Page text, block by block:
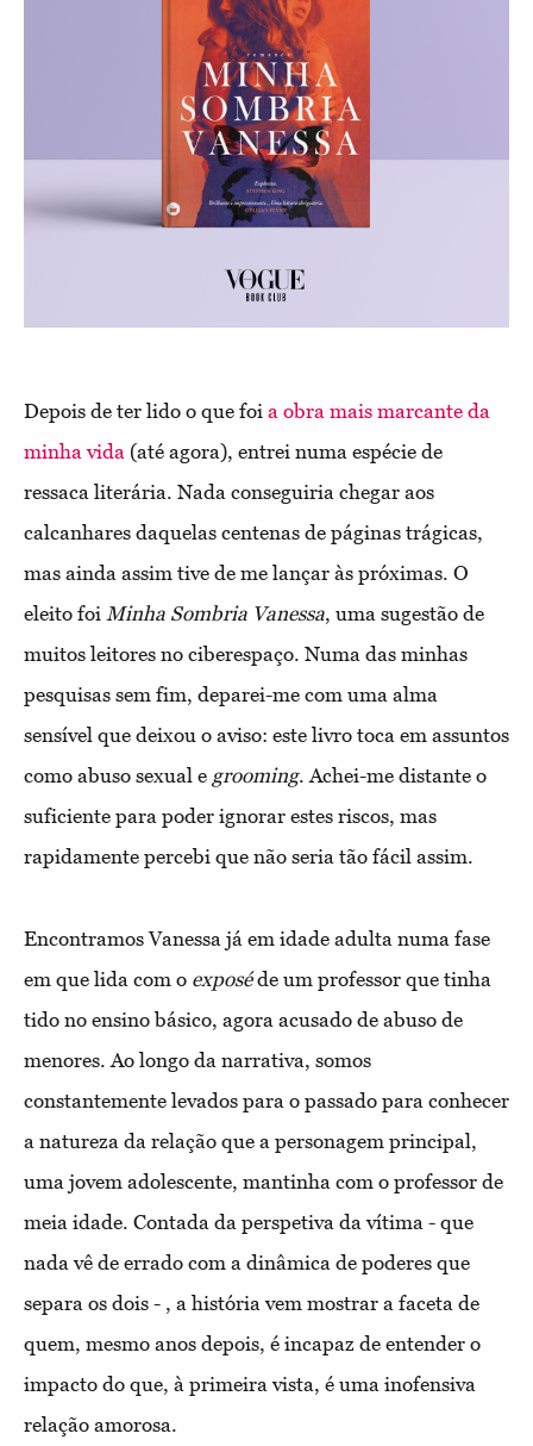
Depois de ter lido o que foi a obra mais marcante da
minha vida (até agora), entrei numa espécie de
ressaca literária. Nada conseguiria chegar aos
calcanhares daquelas centenas de páginas trágicas,
mas ainda assim tive de me lançar às próximas. O
eleito foi Minha Sombria Vanessa, uma sugestão de
muitos leitores no ciberespaço. Numa das minhas
pesquisas sem fim, deparei-me com uma alma
sensível que deixou o aviso: este livro toca em assuntos
como abuso sexual e grooming. Achei-me distante o
suficiente para poder ignorar estes riscos, mas
rapidamente percebi que não seria tão fácil assim.
Encontramos Vanessa já em idade adulta numa fase
em que lida com o exposéde um professor que tinha
tido no ensino básico, agora acusado de abuso de
menores. Ao longo da narrativa, somos
constantemente levados para o passado para conhecer
a natureza da relação que a personagem principal,
uma jovem adolescente, mantinha com o professor de
meia idade. Contada da perspetiva da vítima - que
nada vê de errado com a dinâmica de poderes que
separa os dois - , a história vem mostrar a faceta de
quem, mesmo anos depois, é incapaz de entender o
impacto do que, à primeira vista, é uma inofensiva
relação amorosa.